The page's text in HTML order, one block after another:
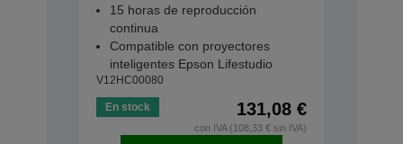
15 horas de reproducción
continua
Compatible con proyectores
inteligentes Epson Lifestudio
V12HC00080
En stock 131,08 €
con IVA (108,33 € sin IVA)